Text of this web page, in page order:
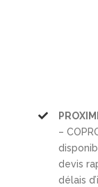
–
devis
délais